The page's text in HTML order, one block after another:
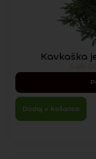
Kavkaška
Dodaj v košarico